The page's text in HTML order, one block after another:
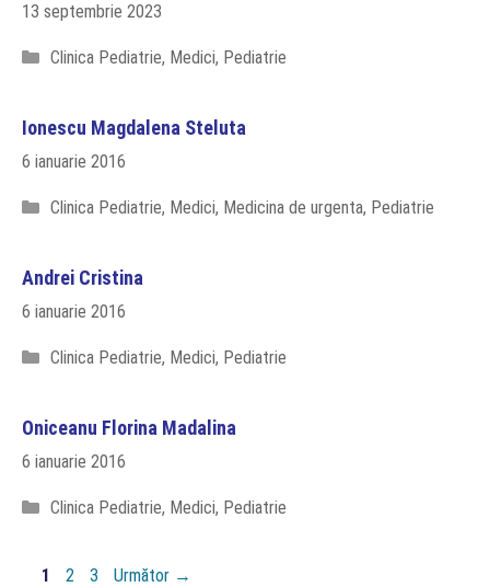
13 septembrie 2023
Categorii
Clinica Pediatrie, Medici, Pediatrie
Ionescu Magdalena Steluta
6 ianuarie 2016
Categorii
Clinica Pediatrie, Medici, Medicina de urgenta, Pediatrie
Andrei Cristina
6 ianuarie 2016
Categorii
Clinica Pediatrie, Medici, Pediatrie
Oniceanu Florina Madalina
6 ianuarie 2016
Categorii
Clinica Pediatrie, Medici, Pediatrie
Pagina
1 Pagina
2 Pagina
3 Următor →